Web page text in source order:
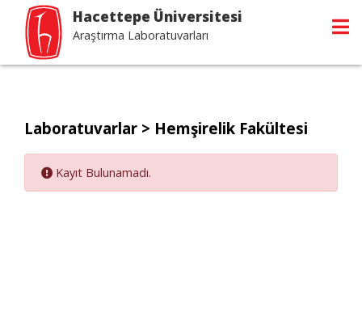
Hacettepe Üniversitesi
Araştırma Laboratuvarları
Laboratuvarlar > Hemşirelik Fakültesi
Kayıt Bulunamadı.